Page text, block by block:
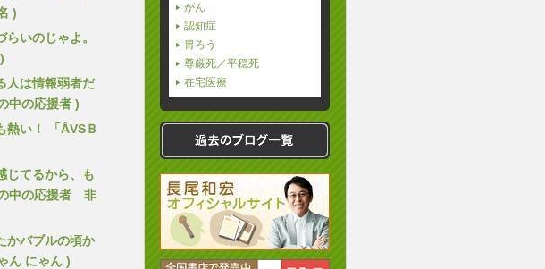
)
いのじゃよ。
人は情報弱者だ
中の応援者 )
熱い！ 「ÅVSＢ
じてるから、も
中の応援者 非
かバブルの頃か
ん にゃん )
がん
認知症
胃ろう
尊厳死／平穏死
在宅医療